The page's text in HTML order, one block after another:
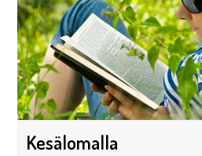
Kesälomalla